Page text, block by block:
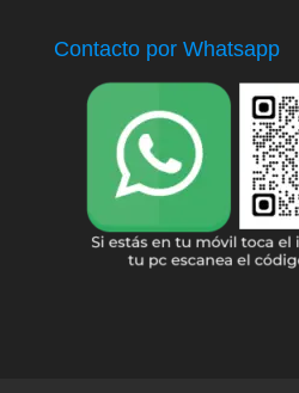
Contacto por Whatsapp